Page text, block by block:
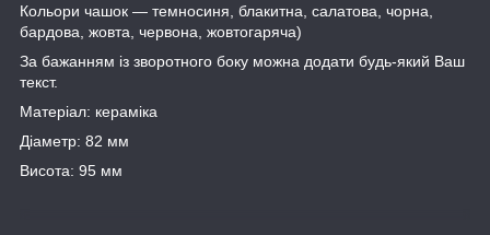
Кольори чашок — темносиня, блакитна, салатова, чорна,
бардова, жовта, червона, жовтогаряча)
За бажанням із зворотного боку можна додати будь-який Ваш
текст.
Матеріал: кераміка
Діаметр: 82 мм
Висота: 95 мм